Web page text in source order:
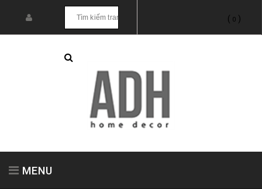
( 0 )
MENU